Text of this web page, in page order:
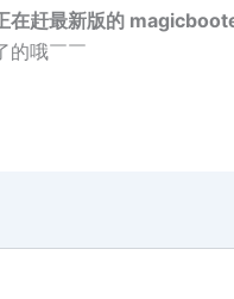
在赶最新版的
的哦￣￣